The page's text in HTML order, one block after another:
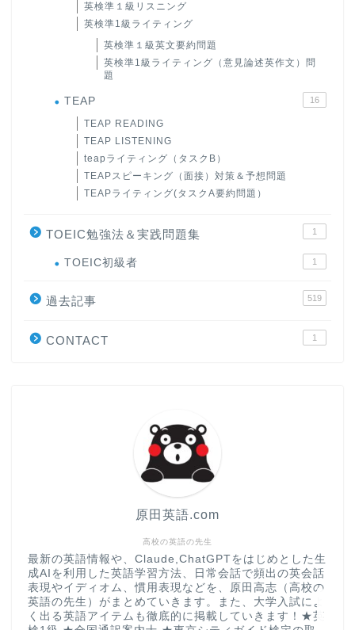
英検準１級リスニング
英検準1級ライティング
英検準１級英文要約問題
英検準1級ライティング（意見論述英作文）問
題
TEAP 16
TEAP READING
TEAP LISTENING
teapライティング（タスクB）
TEAPスピーキング（面接）対策＆予想問題
TEAPライティング(タスクA要約問題）
TOEIC勉強法＆実践問題集 1
TOEIC初級者 1
過去記事 519
CONTACT 1
高校の英語の先生
原田英語.com
最新の英語情報や、Claude,ChatGPTをはじめとした生
成AIを利用した英語学習方法、日常会話で頻出の英会話
表現やイディオム、慣用表現などを、原田高志（高校の
英語の先生）がまとめていきます。また、大学入試によ
く出る英語アイテムも徹底的に掲載していきます！★英
大学入試英語対策講座
英語名言・格言・カッコい
い英語＆素敵な英文フレー
CONTACT